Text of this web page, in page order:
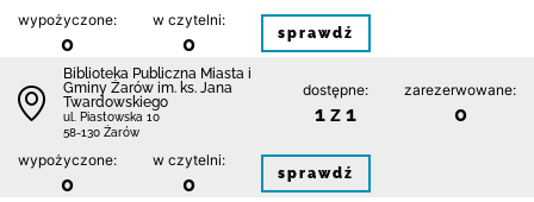
wypożyczone:
0
w czytelni:
0 sprawdź
Biblioteka Publiczna Miasta i
Gminy Żarów im. ks. Jana
Twardowskiego
ul. Piastowska 10
58-130 Żarów
dostępne:
1 z 1
zarezerwowane:
0
wypożyczone:
0
w czytelni:
0 sprawdź